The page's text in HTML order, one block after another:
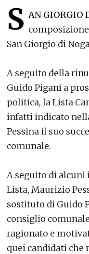
S AN GIORGIO
San Giorgio di
A seguito della
Guido Pigani a
politica, la Lista
infatti indicato
Pessina il suo
comunale.
A seguito di alcuni
Lista, Maurizio
sostituto di Guido
consiglio
ragionato e
quei candidati